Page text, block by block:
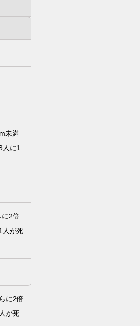
未満
人に1
に2倍
人が死
に2倍
が死